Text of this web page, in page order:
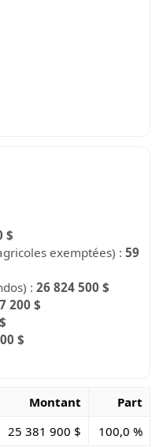
$
exemptées) :59
:26 824 500 $
200 $
$
Montant
Part
25 381 900 $ 100,0 %